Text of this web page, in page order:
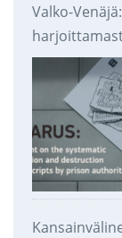
Valko-